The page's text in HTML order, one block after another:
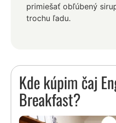
primiešať obľúbený
trochu ľadu.
Kde kúpim čaj
Breakfast?